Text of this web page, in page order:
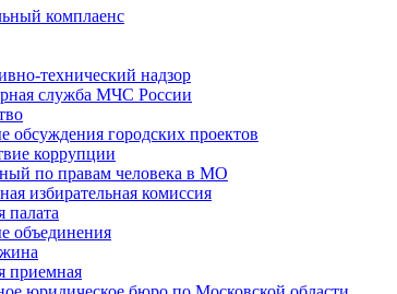
комплаенс
технический надзор
служба МЧС России
обсуждения городских проектов
коррупции
по правам человека в МО
избирательная комиссия
палата
объединения
приемная